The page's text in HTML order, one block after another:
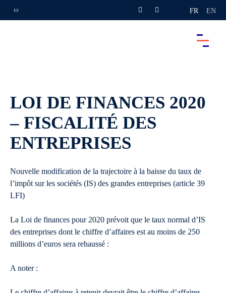
FR EN
LOI DE FINANCES 2020
– FISCALITÉ DES
ENTREPRISES
Nouvelle modification de la trajectoire à la baisse du taux de
l’impôt sur les sociétés (IS) des grandes entreprises (article 39
LFI)
La Loi de finances pour 2020 prévoit que le taux normal d’IS
des entreprises dont le chiffre d’affaires est au moins de 250
millions d’euros sera rehaussé :
A noter :